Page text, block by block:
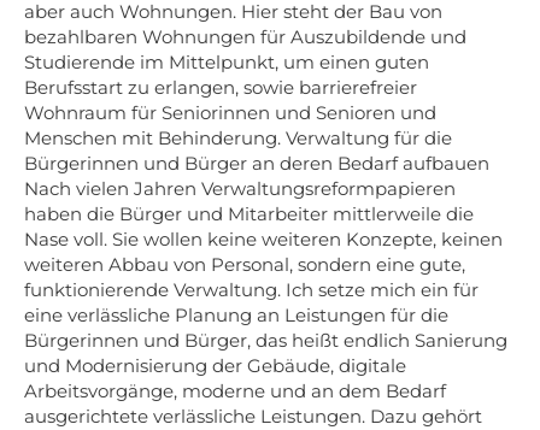
aber auch Wohnungen. Hier steht der Bau von
bezahlbaren Wohnungen für Auszubildende und
Studierende im Mittelpunkt, um einen guten
Berufsstart zu erlangen, sowie barrierefreier
Wohnraum für Seniorinnen und Senioren und
Menschen mit Behinderung. Verwaltung für die
Bürgerinnen und Bürger an deren Bedarf aufbauen
Nach vielen Jahren Verwaltungsreformpapieren
haben die Bürger und Mitarbeiter mittlerweile die
Nase voll. Sie wollen keine weiteren Konzepte, keinen
weiteren Abbau von Personal, sondern eine gute,
funktionierende Verwaltung. Ich setze mich ein für
eine verlässliche Planung an Leistungen für die
Bürgerinnen und Bürger, das heißt endlich Sanierung
und Modernisierung der Gebäude, digitale
Arbeitsvorgänge, moderne und an dem Bedarf
ausgerichtete verlässliche Leistungen. Dazu gehört